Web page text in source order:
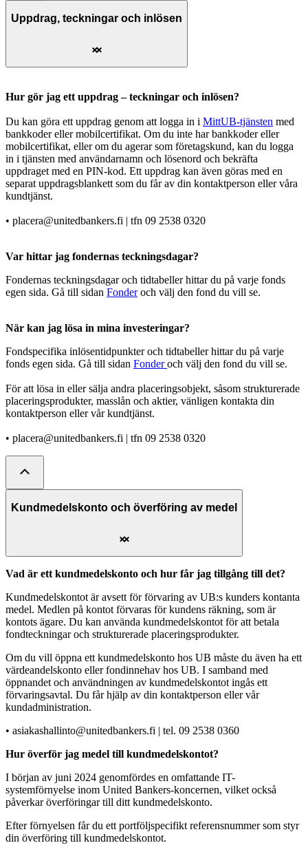
Uppdrag, teckningar och inlösen
Hur gör jag ett uppdrag – teckningar och inlösen?
Du kan göra ett uppdrag genom att logga in i MittUB-tjänsten med
bankkoder eller mobilcertifikat. Om du inte har bankkoder eller
mobilcertifikat, eller om du agerar som företagskund, kan du logga
in i tjänsten med användarnamn och lösenord och bekräfta
uppdraget med en PIN-kod. Ett uppdrag kan även göras med en
separat uppdragsblankett som du får av din kontaktperson eller våra
kundtjänst.
• placera@unitedbankers.fi | tfn 09 2538 0320
Var hittar jag fondernas teckningsdagar?
Fondernas teckningsdagar och tidtabeller hittar du på varje fonds
egen sida. Gå till sidan Fonderoch välj den fond du vill se.
När kan jag lösa in mina investeringar?
Fondspecifika inlösentidpunkter och tidtabeller hittar du på varje
fonds egen sida. Gå till sidan Fonderoch välj den fond du vill se.
För att lösa in eller sälja andra placeringsobjekt, såsom strukturerade
placeringsprodukter, masslån och aktier, vänligen kontakta din
kontaktperson eller vår kundtjänst.
• placera@unitedbankers.fi | tfn 09 2538 0320
Kundmedelskonto och överföring av medel
Vad är ett kundmedelskonto och hur får jag tillgång till det?
Kundmedelskontot är avsett för förvaring av UB:s kunders kontanta
medel. Medlen på kontot förvaras för kundens räkning, som är
kontots ägare. Du kan använda kundmedelskontot för att betala
fondteckningar och strukturerade placeringsprodukter.
Om du vill öppna ett kundmedelskonto hos UB måste du även ha ett
värdeandelskonto eller fondinnehav hos UB. I samband med
öppnandet och användningen av kundmedelskontot ingås ett
förvaringsavtal. Du får hjälp av din kontaktperson eller vår
kundadministration.
• asiakashallinto@unitedbankers.fi | tel. 09 2538 0360
Hur överför jag medel till kundmedelskontot?
I början av juni 2024 genomfördes en omfattande IT-
systemförnyelse inom United Bankers-koncernen, vilket också
påverkar överföringar till ditt kundmedelskonto.
Efter förnyelsen får du ett portföljspecifikt referensnummer som styr
din överföring till kundmedelskontot.